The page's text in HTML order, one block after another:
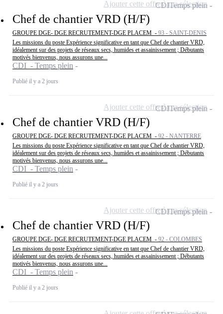
Chef de chantier VRD (H/F)
GROUPE DGE- DGE RECRUTEMENT-DGE PLACEM - 93 - SAINT-DENIS
Les missions du poste Expérience significative en tant que Chef de chantier VRD,
idéalement sur des projets de réseaux secs, humides et assainissement ; Débutants
motivés bienvenus, nous assurons une...
CDI - Temps plein
Publié il y a 2 jours
CDITemps plein
Ajouter cette offre à ma sélection
Chef de chantier VRD (H/F)
GROUPE DGE- DGE RECRUTEMENT-DGE PLACEM - 92 - NANTERRE
Les missions du poste Expérience significative en tant que Chef de chantier VRD,
idéalement sur des projets de réseaux secs, humides et assainissement ; Débutants
motivés bienvenus, nous assurons une...
CDI - Temps plein
Publié il y a 2 jours
CDITemps plein
Ajouter cette offre à ma sélection
Chef de chantier VRD (H/F)
GROUPE DGE- DGE RECRUTEMENT-DGE PLACEM - 92 - COLOMBES
Les missions du poste Expérience significative en tant que Chef de chantier VRD,
idéalement sur des projets de réseaux secs, humides et assainissement ; Débutants
motivés bienvenus, nous assurons une...
CDI - Temps plein
Publié il y a 2 jours
CDITemps plein
Ajouter cette offre à ma sélection